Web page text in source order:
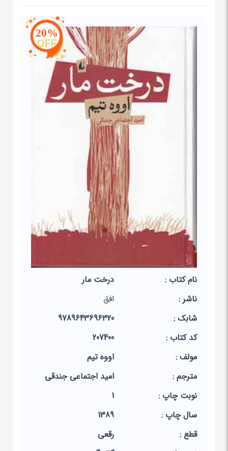
20%
OFF
نام کتاب :
درخت مار
ناشر :
افق
شابک :
9789643696320
کد کتاب :
207400
مولف :
اووه تیم
مترجم :
امید اجتماعی جندقی
نوبت چاپ :
1
سال چاپ :
1389
قطع :
رقعی